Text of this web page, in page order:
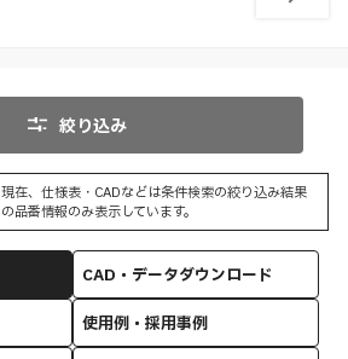
絞り込み
現在、仕様表・CADなどは条件検索の絞り込み結果
の品番情報のみ表示しています。
CAD・データダウンロード
使用例・採用事例